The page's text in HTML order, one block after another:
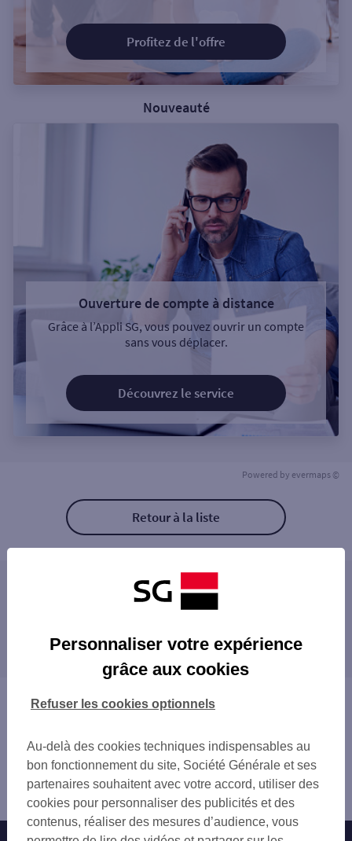
Profitez de l'offre
Nouveauté
Ouverture de compte à distance
Grâce à l’Appli SG, vous pouvez ouvrir un compte
sans vous déplacer.
Découvrez le service
Powered by evermaps ©
Retour à la liste
Les distributeurs/automates à proximité
ALBI 3 LICES JEAN MOULIN
ALBI 114 AV CHARLES DE GAULLE
proximité
Vous êtes ici : Accueil
Carmaux
Distributeur/automate CARMAUX
Personnaliser votre expérience
grâce aux cookies
Au-delà des cookies techniques indispensables au
bon fonctionnement du site, Société Générale et ses
partenaires souhaitent avec votre accord, utiliser des
cookies pour personnaliser des publicités et des
contenus, réaliser des mesures d’audience, vous
Refuser les cookies optionnels